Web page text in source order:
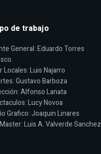
de trabajo
General: Eduardo Torres
Locales: Luis Najarro
Gustavo Barboza
Alfonso Lanata
Lucy Novoa
Grafico: Joaquin Linares
Luis A. Valverde Sanchez